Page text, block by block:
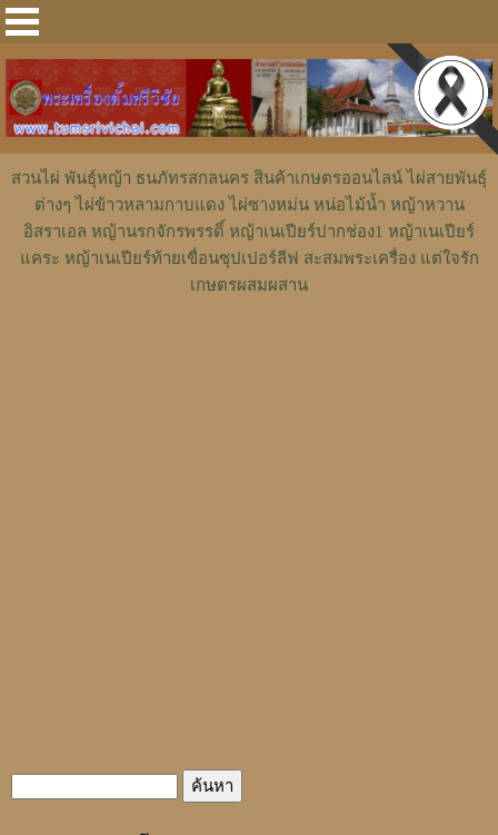
สวนไผ่ พันธุ์หญ้า ธนภัทรสกลนคร สินค้าเกษตรออนไลน์ ไผ่สายพันธุ์
ต่างๆ ไผ่ข้าวหลามกาบแดง ไผ่ซางหม่น หน่อไม้น้ำ หญ้าหวาน
อิสราเอล หญ้านรกจักรพรรดิ์ หญ้าเนเปียร์ปากช่อง1 หญ้าเนเปียร์
แคระ หญ้าเนเปียร์ท้ายเขื่อนซุปเปอร์ลีฟ สะสมพระเครื่อง แต่ใจรัก
เกษตรผสมผสาน